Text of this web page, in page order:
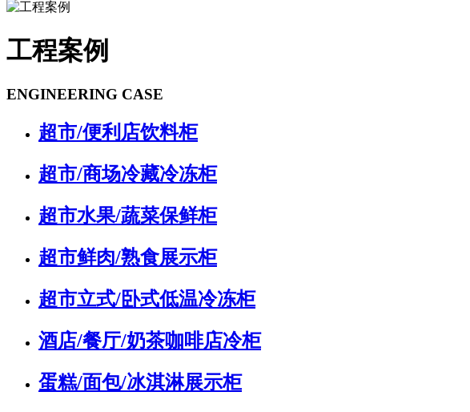
工程案例
ENGINEERING CASE
超市/便利店饮料柜
超市/商场冷藏冷冻柜
超市水果/蔬菜保鲜柜
超市鲜肉/熟食展示柜
超市立式/卧式低温冷冻柜
酒店/餐厅/奶茶咖啡店冷柜
蛋糕/面包/冰淇淋展示柜